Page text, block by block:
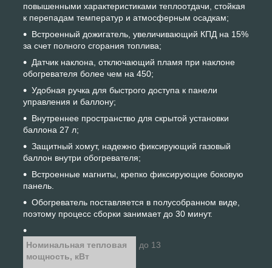
повышенными характеристиками теплоотдачи, стойкая
к перепадам температур и атмосферным осадкам;
Встроенный дожигатель, увеличивающий КПД на 15%
за счет полного сгорания топлива;
Датчик наклона, отключающий пламя при наклоне
обогревателя более чем на 450;
Удобная ручка для быстрого доступа к панели
управления и баллону;
Внутреннее пространство для скрытой установки
баллона 27 л;
Защитный хомут, надежно фиксирующий газовый
баллон внутри обогревателя;
Встроенные магниты, крепко фиксирующие боковую
панель.
Обогреватель поставляется в полусобранном виде,
поэтому процесс сборки занимает до 30 минут.
Номинальная тепловая
мощность, кВт
до 13